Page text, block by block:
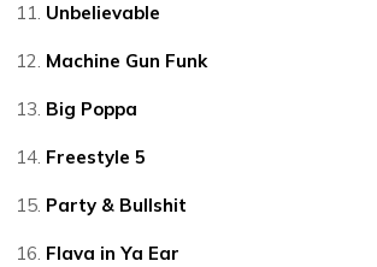
Unbelievable
Machine Gun Funk
Big Poppa
Freestyle 5
Party & Bullshit
Flava in Ya Ear